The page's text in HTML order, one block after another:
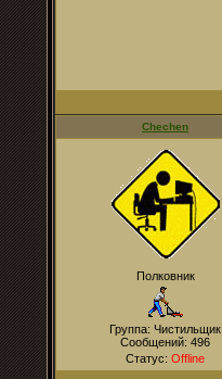
Chechen
Полковник
Группа: Чистильщик
Сообщений: 496
Статус: Offline